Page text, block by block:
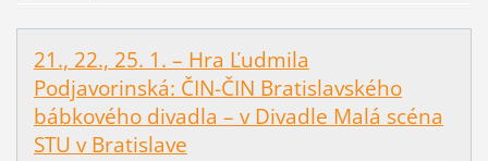
21., 22., 25. 1. – Hra Ľudmila
Podjavorinská: ČIN-ČIN Bratislavského
bábkového divadla – v Divadle Malá scéna
STU v Bratislave